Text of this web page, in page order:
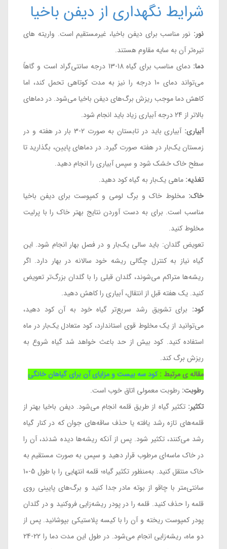
شرایط نگهداری از دیفن باخیا
نور: نور مناسب برای دیفن باخیا، غیرمستقیم است. واریته های
تیره‌تر آن به سایه مقاوم هستند.
دما:
دمای مناسب برای گیاه 18-13 درجه سانتی‌گراد است و گاهاً
می‌تواند دمای 10 درجه را نیز به مدت کوتاهی تحمل کند، اما
کاهش دما موجب ریزش برگ‌های دیفن باخیا می‌شود. در دماهای
بالاتر از 24 درجه آبیاری زیاد باید انجام شود.
آبیاری:
آبیاری باید در تابستان به صورت 2-3 بار در هفته و در
زمستان یک‌بار در هفته صورت گیرد. در دماهای پایین، بگذارید تا
سطح خاک خشک شود و سپس آبیاری را انجام دهید.
تغذیه: ماهی یک‌بار به گیاه کود دهید.
خاک: مخلوط خاک و برگ لومی و کمپوست برای دیفن باخیا
مناسب است. برای به دست آوردن نتایج بهتر خاک را با پرلیت
مخلوط کنید.
تعویض گلدان: باید سالی یک‌بار و در فصل بهار انجام شود. این
گیاه نیاز به کنترل چگالی ریشه خود سالانه در بهار دارد. اگر
ریشه‌ها متراکم می‌شوند، گلدان قبلی را با گلدان بزرگ‌تر تعویض
کنید. یک هفته قبل از انتقال، آبیاری را کاهش دهید.
کود: برای تشویق رشد سریع‌تر گیاه خود به آن کود دهید،
می‌توانید از یک مخلوط قوی استاندارد، کود متعادل یک‌بار در ماه
استفاده کنید. کود بیش از حد باعث خواهد شد گیاه شروع به
ریزش برگ کند.
مقاله ی مرتبط : کود سه بیست و مزایای آن برای گیاهان خانگی
رطوبت: رطوبت معمولی اتاق خوب است.
تکثیر:تکثیر گیاه از طریق قلمه انجام می‌شود. دیفن باخیا بهتر از
قلمه‌های تازه رشد یافته یا حذف ساقه‌های جوان که در کنار گیاه
رشد می‌کنند، تکثیر شود. پس از آنکه ریشه‌ها دیده شدند، آن را
در خاک ماسه‌ای مرطوب قرار دهید و سپس به صورت مستقیم به
خاک منتقل کنید. به‌منظور تکثیر گیاه؛ قلمه انتهایی را با طول 5-10
سانتی‌متر با چاقو از بوته مادر جدا کنید و برگ‌های پایینی روی
قلمه را حذف کنید. قلمه را در پودر ریشه‌زایی فروکنید و در گلدان
پودر کمپوست ریخته و آن را با کیسه پلاستیکی بپوشانید. پس از
دو ماه، ریشه‌زایی انجام می‌شود. در طول این مدت دما را 22-24